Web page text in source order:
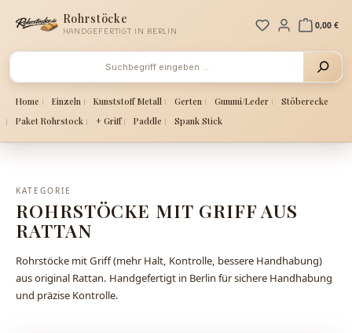
Zum Hauptinhalt springen
Rohrstöcke
HANDGEFERTIGT IN BERLIN
Home Einzeln Kunststoff Metall Gerten Gummi/Leder
Stöberecke
Paket Rohrstock
+ Griff Paddle Spank Stick
Du hast 00,00 €
KATEGORIE
ROHRSTÖCKE MIT GRIFF AUS
RATTAN
Rohrstöcke mit Griff (mehr Halt, Kontrolle, bessere Handhabung)
aus original Rattan. Handgefertigt in Berlin für sichere Handhabung
und präzise Kontrolle.